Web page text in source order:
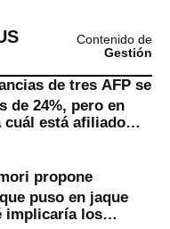
Contenido de
Gestión
de tres AFP se
de 24%, pero en
cuál está afiliado
propone
puso en jaque
implicaría los